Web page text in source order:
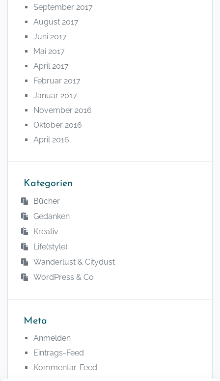
September 2017
August 2017
Juni 2017
Mai 2017
April 2017
Februar 2017
Januar 2017
November 2016
Oktober 2016
April 2016
Kategorien
Bücher
Gedanken
Kreativ
Life(style)
Wanderlust & Citydust
WordPress & Co
Meta
Anmelden
Eintrags-Feed
Kommentar-Feed